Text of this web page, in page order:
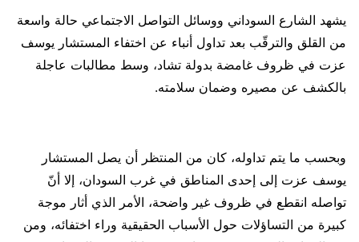
يشهد الشارع السوداني ووسائل التواصل الاجتماعي حالة واسعة
من القلق والترقّب بعد تداول أنباء عن اختفاء المستشار يوسف
عزت في ظروف غامضة بدولة تشاد، وسط مطالبات عاجلة
بالكشف عن مصيره وضمان سلامته.
وبحسب ما يتم تداوله، كان من المنتظر أن يصل المستشار
يوسف عزت إلى إحدى المناطق في غرب السودان، إلا أنّ
تواصله انقطع في ظروف غير واضحة، الأمر الذي أثار موجة
كبيرة من التساؤلات حول الأسباب الحقيقية وراء اختفائه، ومن